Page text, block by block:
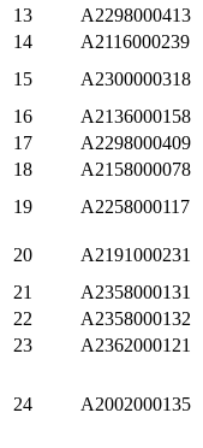
13 A2298000413
14
A2116000239
15
A2300000318
16
A2136000158
17
A2298000409
18
A2158000078
19
A2258000117
20 A2191000231
21
A2358000131
22
A2358000132
23
A2362000121
24 A2002000135